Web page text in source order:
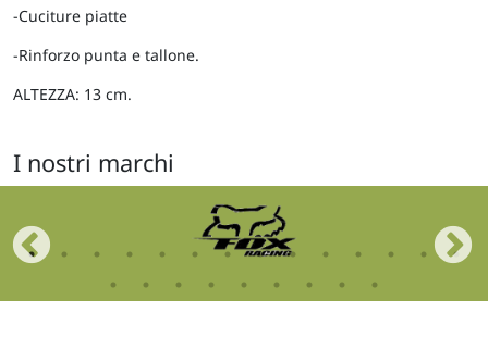
-Cuciture piatte
-Rinforzo punta e tallone.
ALTEZZA: 13 cm.
I nostri marchi